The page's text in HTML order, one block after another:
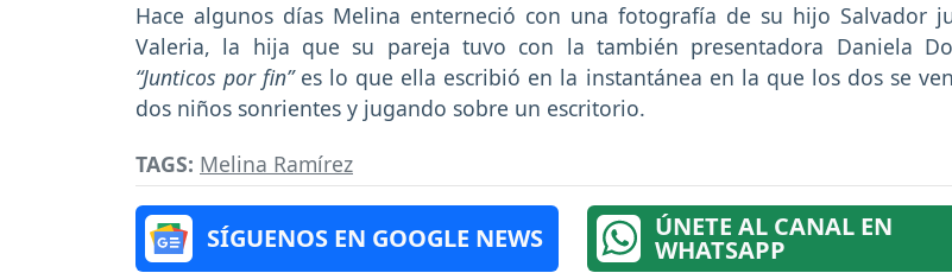
Hace algunos días Melina enterneció con una fotografía de su hijo Salvador
Valeria, la hija que su pareja tuvo con la también presentadora Daniela
“Junticos por fin”es lo que ella escribió en la instantánea en la que los dos se
dos niños sonrientes y jugando sobre un escritorio.
TAGS: Melina Ramírez
SÍGUENOS EN GOOGLE NEWS ÚNETE AL CANAL EN
WHATSAPP